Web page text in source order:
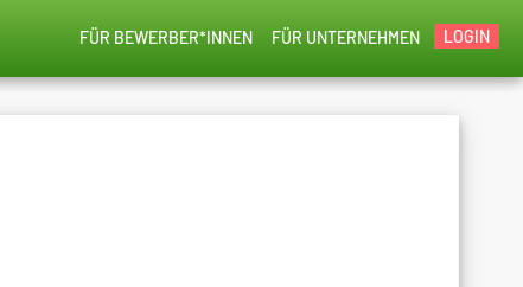
LOGIN
FÜR UNTERNEHMEN
FÜR BEWERBER*INNEN